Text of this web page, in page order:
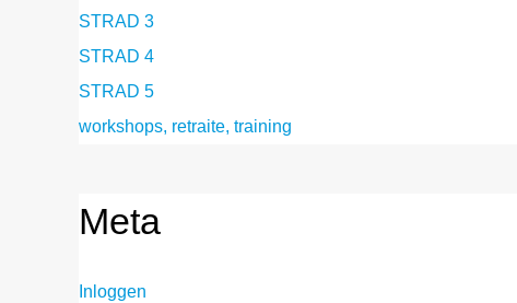
STRAD 3
STRAD 4
STRAD 5
workshops, retraite, training
Meta
Inloggen